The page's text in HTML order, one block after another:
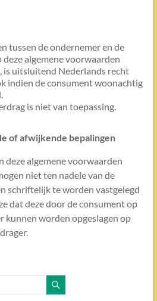
tussen de ondernemer en de
algemene voorwaarden
is uitsluitend Nederlands recht
indien de consument woonachtig
is niet van toepassing.
of afwijkende bepalingen
deze algemene voorwaarden
niet ten nadele van de
schriftelijk te worden vastgelegd
dat deze door de consument op
kunnen worden opgeslagen op